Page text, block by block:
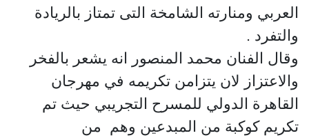
العربي ومنارته الشامخة التى تمتاز بالريادة
والتفرد .
وقال الفنان محمد المنصور انه يشعر بالفخر
والاعتزاز لان يتزامن تكريمه في مهرجان
القاهرة الدولي للمسرح التجريبي حيث تم
تكريم كوكبة من المبدعين وهم من